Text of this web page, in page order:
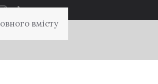
вмісту